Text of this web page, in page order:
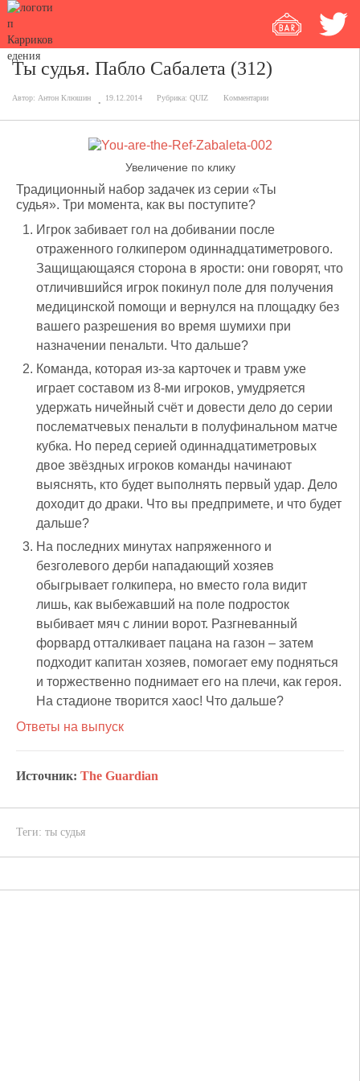
Ты судья. Пабло Сабалета (312)
Автор: Антон Клюшин 19.12.2014 Рубрика: QUIZ Комментарии
Увеличение по клику
Традиционный набор задачек из серии «Ты
судья». Три момента, как вы поступите?
Игрок забивает гол на добивании после
отраженного голкипером одиннадцатиметрового.
Защищающаяся сторона в ярости: они говорят, что
отличившийся игрок покинул поле для получения
медицинской помощи и вернулся на площадку без
вашего разрешения во время шумихи при
назначении пенальти. Что дальше?
Команда, которая из-за карточек и травм уже
играет составом из 8-ми игроков, умудряется
удержать ничейный счёт и довести дело до серии
послематчевых пенальти в полуфинальном матче
кубка. Но перед серией одиннадцатиметровых
двое звёздных игроков команды начинают
выяснять, кто будет выполнять первый удар. Дело
доходит до драки. Что вы предпримете, и что будет
дальше?
На последних минутах напряженного и
безголевого дерби нападающий хозяев
обыгрывает голкипера, но вместо гола видит
лишь, как выбежавший на поле подросток
выбивает мяч с линии ворот. Разгневанный
форвард отталкивает пацана на газон – затем
подходит капитан хозяев, помогает ему подняться
и торжественно поднимает его на плечи, как героя.
На стадионе творится хаос! Что дальше?
Ответы на выпуск
Источник: The Guardian
Теги: ты судья